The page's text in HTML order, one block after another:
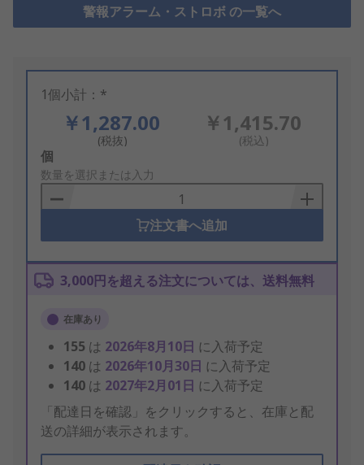
警報アラーム・ストロボ の一覧へ
1個小計：*
￥1,287.00
(税抜)
￥1,415.70
(税込)
Add
to
Basket
個
数量を選択または入力
注文書へ追加
3,000円を超える注文については、送料無料
在庫あり
155 は 2026年8月10日 に入荷予定
140 は 2026年10月30日 に入荷予定
140 は 2027年2月01日 に入荷予定
「配達日を確認」をクリックすると、在庫と配
送の詳細が表示されます。